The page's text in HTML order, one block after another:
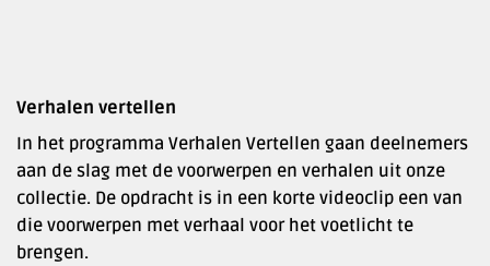
Verhalen vertellen
In het programma Verhalen Vertellen gaan deelnemers
aan de slag met de voorwerpen en verhalen uit onze
collectie. De opdracht is in een korte videoclip een van
die voorwerpen met verhaal voor het voetlicht te
brengen.